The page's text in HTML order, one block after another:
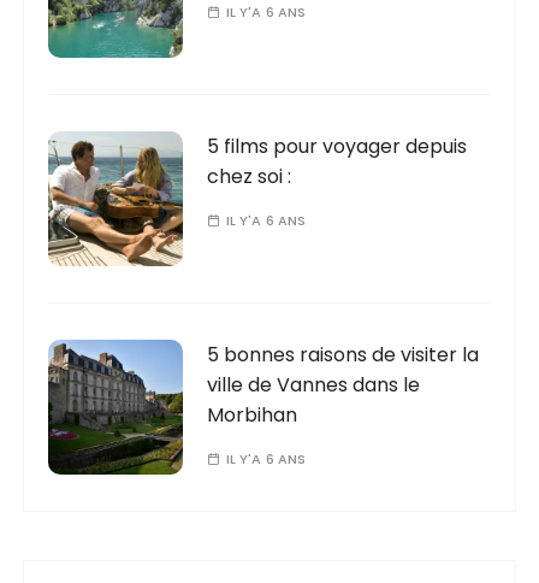
IL Y'A 6 ANS
5 films pour voyager depuis
chez soi :
IL Y'A 6 ANS
5 bonnes raisons de visiter la
ville de Vannes dans le
Morbihan
IL Y'A 6 ANS